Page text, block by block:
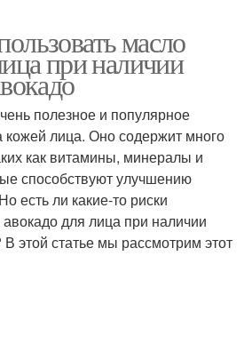
масло
при наличии
полезное и популярное
кожей лица. Оно содержит много
как витамины, минералы и
способствуют улучшению
есть ли какие-то риски
для лица при наличии
этой статье мы рассмотрим этот